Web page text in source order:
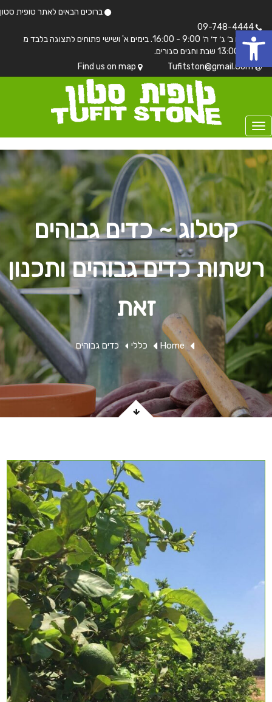
ברוכים הבאים לאתר טופית סטון
בימים ב׳ ג׳ ד׳ ה׳ 9:00 - 16:00. בימים א' ושישי פתוחים לתצוגה בלבד מ
7:00 - 13:00 שבת וחגים סגורים.
Tufitston@gmail.Com
קטלוג ~ כדים גבוהים
רשתות כדים גבוהים ותכנון
זאת
Home כללי כדים גבוהים